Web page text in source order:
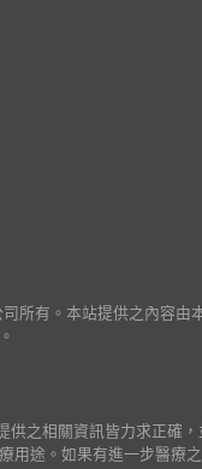
有。本站提供之內容由
之相關資訊皆力求正確
途。如果有進一步醫療